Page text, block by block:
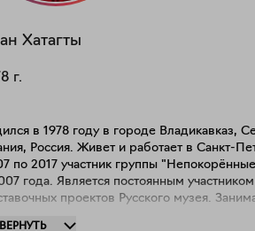
Хатагты
г.
в 1978 году в городе Владикавказ,
Россия. Живет и работает в Санкт-
по 2017 участник группы
постоянным участником крупных
проектов Русского музея. Занимается созданием